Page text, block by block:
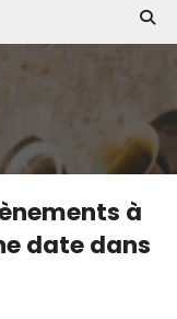
à
date dans